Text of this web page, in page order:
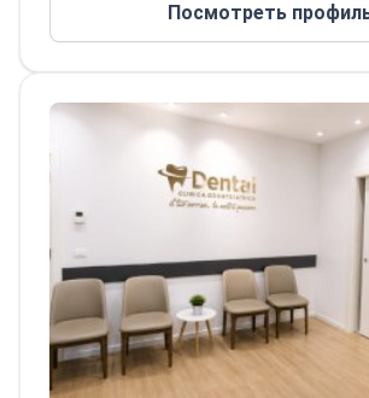
Совмещает точную технику с
эмпатией, вниманием к
коммуникацией.
понимание и доверие на
Его организованный,
обеспечивает неизменно
ориентированную на
как в хирургических, так и в
ортопедических случаях.
Посмотреть